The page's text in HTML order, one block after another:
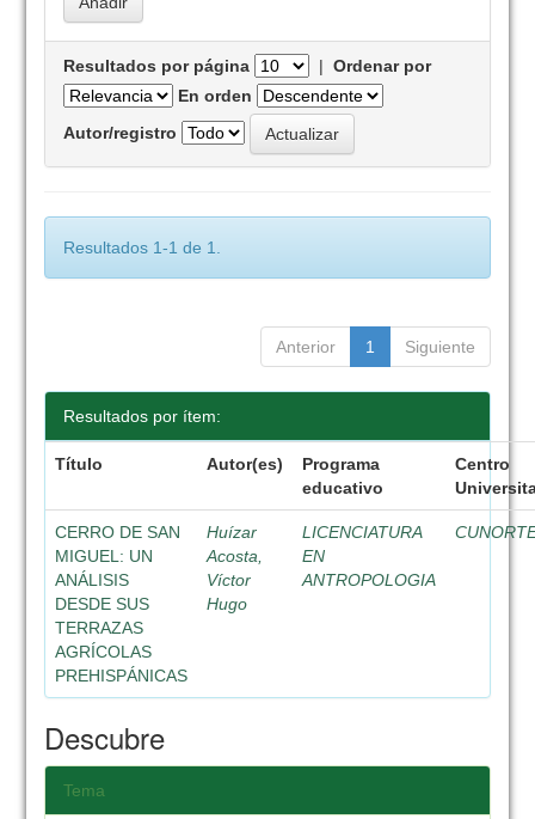
Resultados por página |Ordenar por
En orden
Autor/registro
Resultados 1-1 de 1.
Anterior 1 Siguiente
Resultados por ítem:
Título Autor(es)
Programa
educativo
Centro
CERRO DE SAN
MIGUEL: UN
ANÁLISIS
DESDE SUS
TERRAZAS
AGRÍCOLAS
PREHISPÁNICAS
Huízar
Acosta,
Víctor
Hugo
LICENCIATURA
EN
ANTROPOLOGIA
Descubre
Tema